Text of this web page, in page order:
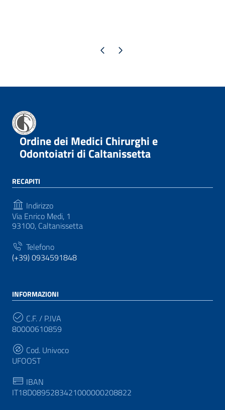
Pagina precedente
Pagina successiva
Ordine dei Medici Chirurghi e
Odontoiatri di Caltanissetta
RECAPITI
Indirizzo
Via Enrico Medi, 1
93100, Caltanissetta
Telefono
(+39) 0934591848
INFORMAZIONI
C.F. / P.IVA
80000610859
Cod. Univoco
UFOOST
IBAN
IT18D0895283421000000208822